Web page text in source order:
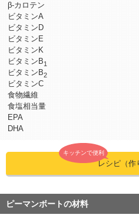
β-カロテン
ビタミンA
ビタミンD
ビタミンE
ビタミンK
ビタミンB1
ビタミンB2
ビタミンC
食物繊維
食塩相当量
EPA
DHA
キッチンで便利
レシピ（作
ピーマンボートの材料